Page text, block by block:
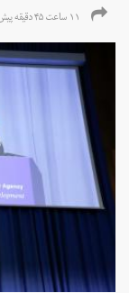
۱۱ ساعت ۴۵ دقیقه پیش